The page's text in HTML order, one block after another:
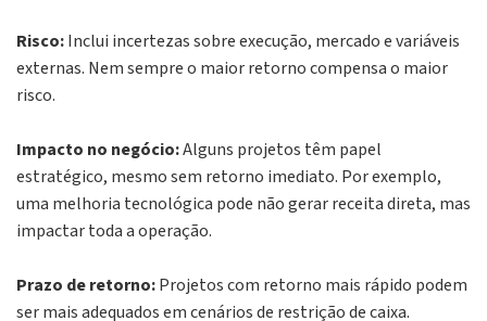
Risco:Inclui incertezas sobre execução, mercado e variáveis
externas. Nem sempre o maior retorno compensa o maior
risco.
Impacto no negócio:Alguns projetos têm papel
estratégico, mesmo sem retorno imediato. Por exemplo,
uma melhoria tecnológica pode não gerar receita direta, mas
impactar toda a operação.
Prazo de retorno:Projetos com retorno mais rápido podem
ser mais adequados em cenários de restrição de caixa.